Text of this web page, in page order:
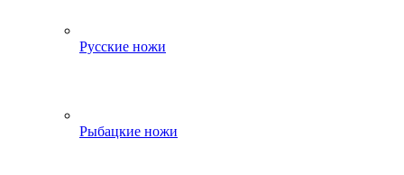
Русские ножи
Рыбацкие ножи